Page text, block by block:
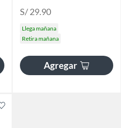
S/ 29.90
Llega mañana
Retira mañana
Agregar